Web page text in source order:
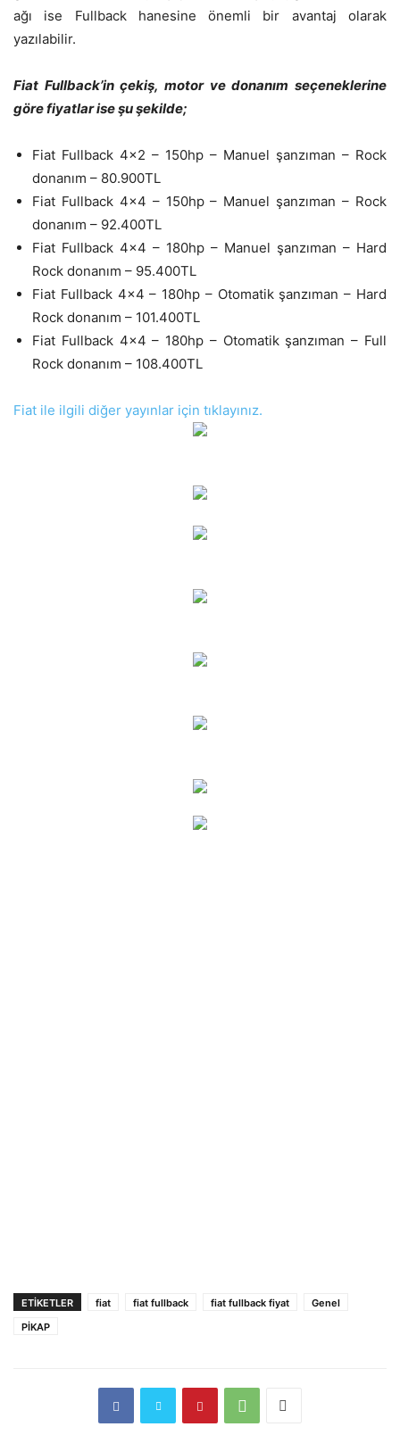
ağı ise Fullback hanesine önemli bir avantaj olarak
yazılabilir.
Fiat Fullback’in çekiş, motor ve donanım seçeneklerine
göre fiyatlar ise şu şekilde;
Fiat Fullback 4×2 – 150hp – Manuel şanzıman – Rock
donanım – 80.900TL
Fiat Fullback 4×4 – 150hp – Manuel şanzıman – Rock
donanım – 92.400TL
Fiat Fullback 4×4 – 180hp – Manuel şanzıman – Hard
Rock donanım – 95.400TL
Fiat Fullback 4×4 – 180hp – Otomatik şanzıman – Hard
Rock donanım – 101.400TL
Fiat Fullback 4×4 – 180hp – Otomatik şanzıman – Full
Rock donanım – 108.400TL
Fiat ile ilgili diğer yayınlar için tıklayınız.
ETIKETLER fiat fiat fullback fiat fullback fiyat
Genel
PİKAP